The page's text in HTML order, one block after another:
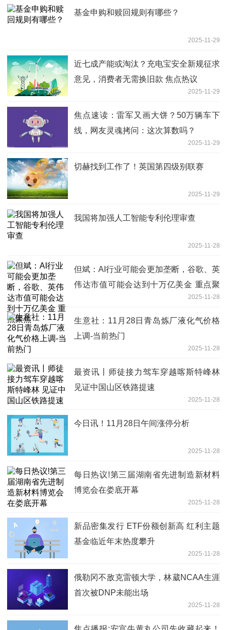
基金申购和赎回规则有哪些？
2025-11-29
近七成产能或淘汰？充电宝安全新规征求
意见，消费者无需换旧款 焦点热议
2025-11-29
焦点速读：雷军又画大饼？50万辆车下
线，网友灵魂拷问：这次算数吗？
2025-11-29
切赫找到工作了！英国第四级别联赛
2025-11-29
我国将加强人工智能专利伦理审查
2025-11-28
但斌：AI行业可能会更加垄断，谷歌、英
伟达市值可能会达到十万亿美金 重点聚
2025-11-28
生意社：11月28日青岛炼厂液化气价格
上调-当前热门
2025-11-28
最资讯丨师徒接力驾车穿越喀斯特峰林
见证中国山区铁路提速
2025-11-28
今日讯！11月28日午间涨停分析
2025-11-28
每日热议!第三届湖南省先进制造新材料
博览会在娄底开幕
2025-11-28
新品密集发行 ETF份额创新高 红利主题
基金临近年末热度攀升
2025-11-28
俄勒冈不敌克雷顿大学，林葳NCAA生涯
首次被DNP未能出场
2025-11-28